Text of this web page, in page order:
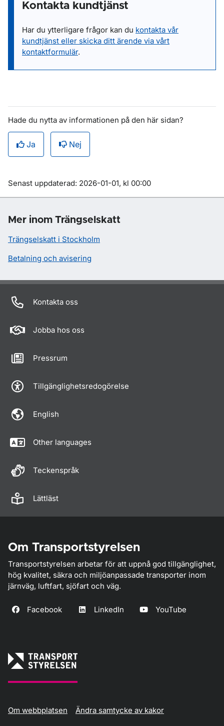
Kontakta kundtjänst
Har du ytterligare frågor kan du kontakta vår
kundtjänst eller skicka ditt ärende via vårt
kontaktformulär.
Hade du nytta av informationen på den här sidan?
Ja Nej
Om sidan
Senast uppdaterad: 2026-01-01, kl 00:00
Mer inom Trängselskatt
Trängselskatt i Stockholm
Betalning och avisering
Kontakta oss
Jobba hos oss
Pressrum
Tillgänglighetsredogörelse
English
Other languages
Teckenspråk
Lättläst
Om Transportstyrelsen
Transportstyrelsen arbetar för att uppnå god tillgänglighet,
hög kvalitet, säkra och miljöanpassade transporter inom
järnväg, luftfart, sjöfart och väg.
Facebook LinkedIn YouTube
Om webbplatsen Ändra samtycke av kakor